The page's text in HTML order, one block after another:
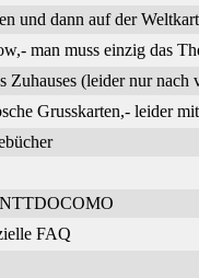
und dann auf der
man muss einzig das
Zuhauses (leider nur nach
Grusskarten,- leider
NTTDOCOMO
FAQ